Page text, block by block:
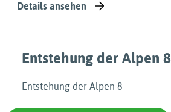
Details ansehen
Entstehung der Alpen 8
Entstehung der Alpen 8